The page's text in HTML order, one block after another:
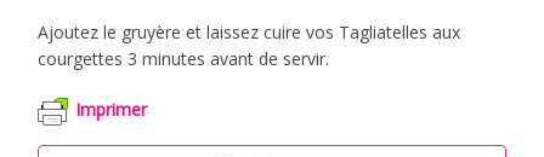
Ajoutez le gruyère et laissez cuire vos Tagliatelles aux
courgettes 3 minutes avant de servir.
Imprimer